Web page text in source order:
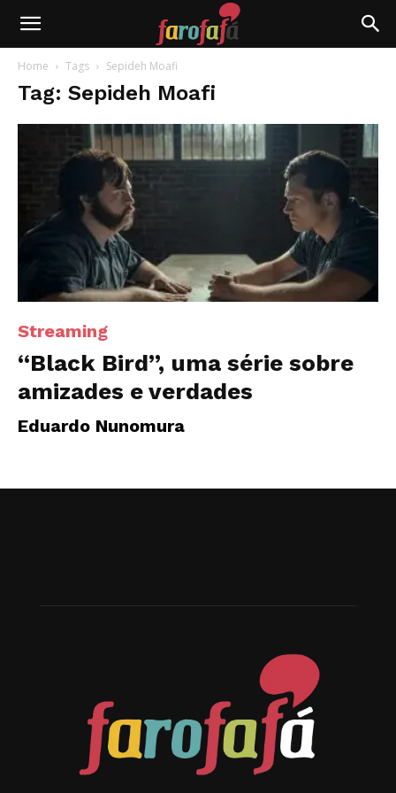
Farofafá
Home Tags Sepideh Moafi
Tag: Sepideh Moafi
Streaming
“Black Bird”, uma série sobre
amizades e verdades
Eduardo Nunomura